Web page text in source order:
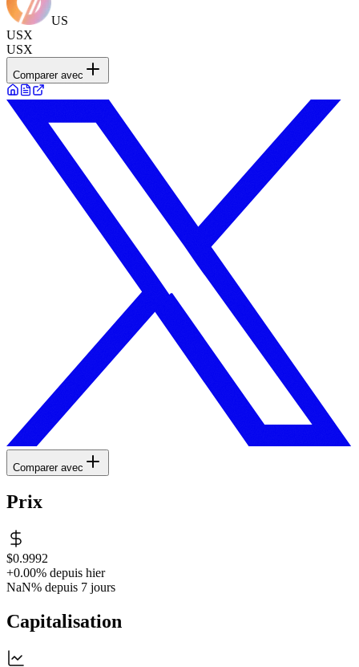
US
USX
USX
Comparer avec
Comparer avec
Prix
$0.9992
+0.00% depuis hier
NaN% depuis 7 jours
Capitalisation